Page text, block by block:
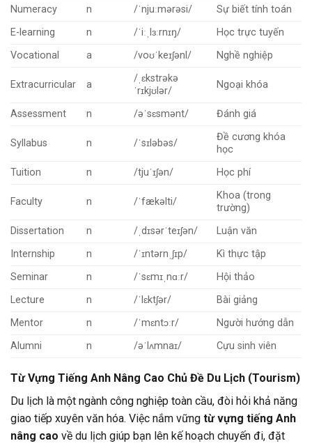
Numeracy
n /ˈnjuːmərəsi/
Sự biết tính toán
E-learning
n /ˈiːˌlɜːrnɪŋ/
Học trực tuyến
Vocational
a /voʊˈkeɪʃənl/ Nghề nghiệp
Extracurricular a
/ˌɛkstrəkə
ˈrɪkjʊlər/
Ngoại khóa
Assessment n /əˈsɛsmənt/ Đánh giá
Syllabus n /ˈsɪləbəs/
Đề cương khóa
học
Tuition
n /tjuˈɪʃən/ Học phí
Faculty n /ˈfækəlti/
Khoa (trong
trường)
Dissertation
n /ˌdɪsərˈteɪʃən/
Luận văn
Internship
n /ˈɪntərnˌʃɪp/
Kì thực tập
Seminar
n /ˈsɛmɪˌnɑːr/
Hội thảo
Lecture
n /ˈlɛktʃər/
Bài giảng
Mentor
n /ˈmɛntɔːr/
Người hướng dẫn
Alumni
n /əˈlʌmnaɪ/ Cựu sinh viên
Từ Vựng Tiếng Anh Nâng Cao Chủ Đề Du Lịch (Tourism)
Du lịch là một ngành công nghiệp toàn cầu, đòi hỏi khả năng
giao tiếp xuyên văn hóa. Việc nắm vững từ vựng tiếng Anh
nâng cao về du lịch giúp bạn lên kế hoạch chuyến đi, đặt